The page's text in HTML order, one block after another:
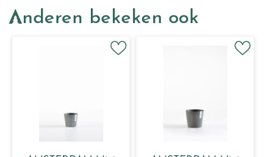
Anderen bekeken ook